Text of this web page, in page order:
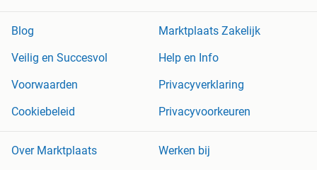
Blog
Marktplaats Zakelijk
Veilig en Succesvol
Help en Info
Voorwaarden
Privacyverklaring
Cookiebeleid
Privacyvoorkeuren
Over Marktplaats
Werken bij